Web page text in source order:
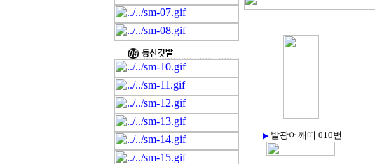
▶발광어깨띠 010번